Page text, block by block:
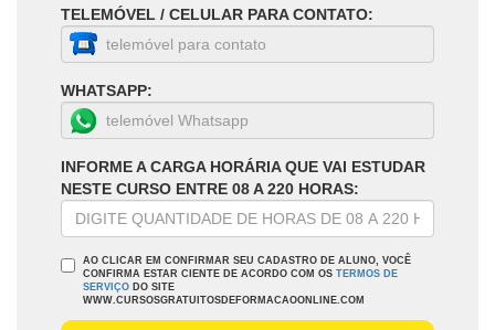
TELEMÓVEL / CELULAR PARA CONTATO:
WHATSAPP:
INFORME A CARGA HORÁRIA QUE VAI ESTUDAR
NESTE CURSO ENTRE 08 A 220 HORAS:
AO CLICAR EM CONFIRMAR SEU CADASTRO DE ALUNO, VOCÊ
CONFIRMA ESTAR CIENTE DE ACORDO COM OS TERMOS DE
SERVIÇO DO SITE
WWW.CURSOSGRATUITOSDEFORMACAOONLINE.COM